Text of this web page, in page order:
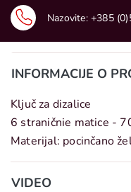
Nazovite: +385
INFORMACIJE O
Ključ za dizalice
6 straničnie matice -
Materijal: pocinčano
VIDEO